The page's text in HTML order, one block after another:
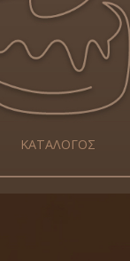
ΚΑΤΑΛΟΓΟΣ